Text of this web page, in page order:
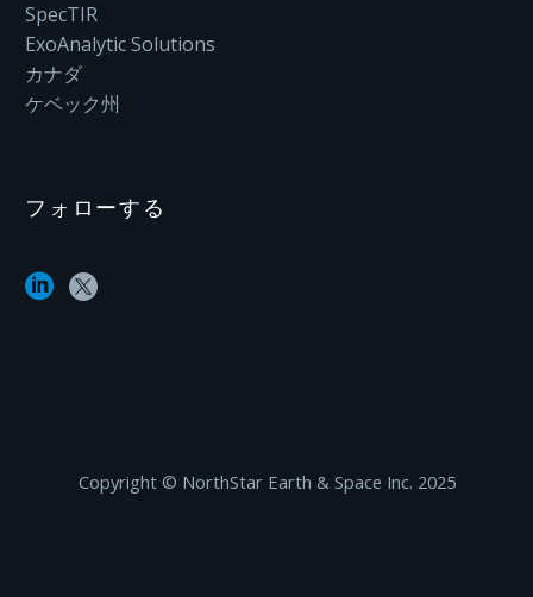
SpecTIR
ExoAnalytic Solutions
カナダ
ケベック州
フォローする
Copyright ©‎ NorthStar Earth & Space Inc. 2025